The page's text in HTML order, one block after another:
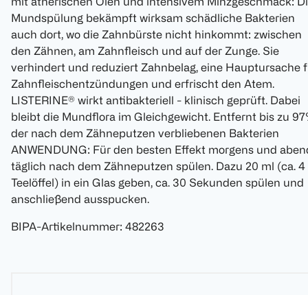
Mundspülung bekämpft wirksam schädliche Bakterien
auch dort, wo die Zahnbürste nicht hinkommt: zwischen
den Zähnen, am Zahnfleisch und auf der Zunge. Sie
verhindert und reduziert Zahnbelag, eine Hauptursache
Zahnfleischentzündungen und erfrischt den Atem.
LISTERINE® wirkt antibakteriell - klinisch geprüft. Dabei
bleibt die Mundflora im Gleichgewicht. Entfernt bis zu
der nach dem Zähneputzen verbliebenen Bakterien
ANWENDUNG: Für den besten Effekt morgens und
täglich nach dem Zähneputzen spülen. Dazu 20 ml (ca. 4
Teelöffel) in ein Glas geben, ca. 30 Sekunden spülen und
anschließend ausspucken.
BIPA-Artikelnummer: 482263